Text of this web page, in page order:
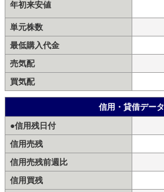
年初来安値
単元株数
最低購入代金
売気配
買気配
信用・貸借データ
●信用残日付
信用売残
信用売残前週比
信用買残